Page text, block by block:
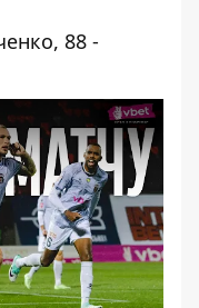
88 -